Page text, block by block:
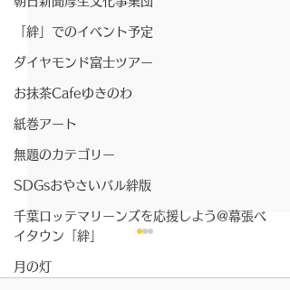
「絆」でのイベント予定
ダイヤモンド富士ツアー
お抹茶Cafeゆきのわ
紙巻アート
無題のカテゴリー
SDGsおやさいバル絆版
千葉ロッテマリーンズを応援しよう@幕張ベ
イタウン「絆」
月の灯